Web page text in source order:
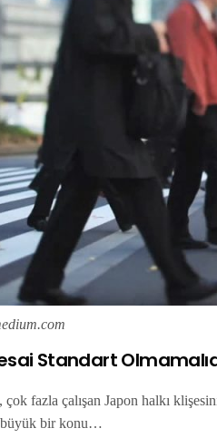
Standart
çok fazla çalışan Japon halkı
büyük bir konu…